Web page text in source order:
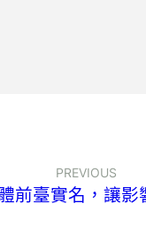
PREVIOUS
前臺實名，讓